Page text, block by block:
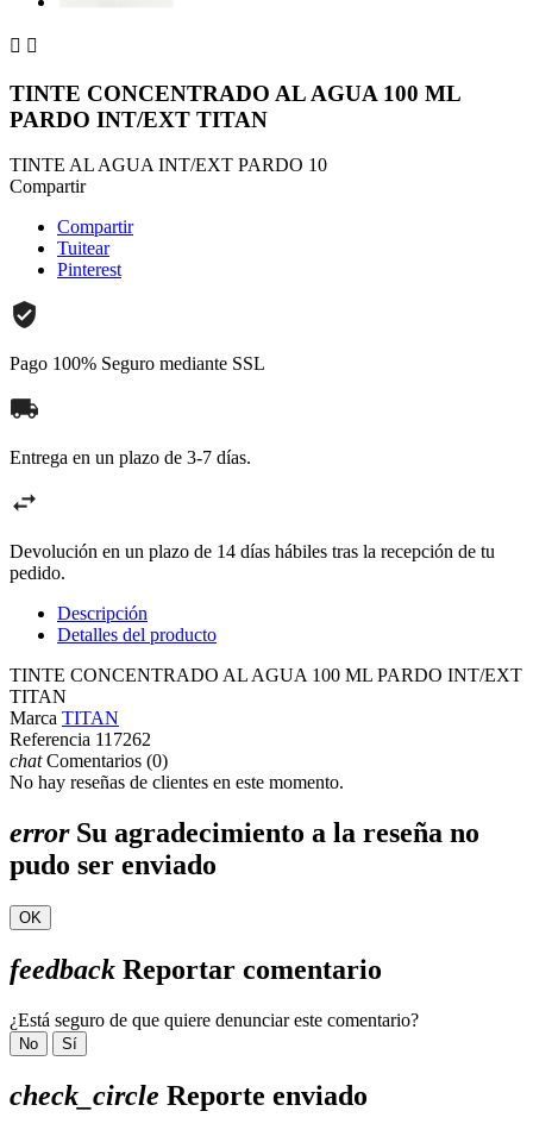
 
TINTE CONCENTRADO AL AGUA 100 ML
PARDO INT/EXT TITAN
TINTE AL AGUA INT/EXT PARDO 10
Compartir
Compartir
Tuitear
Pinterest
Pago 100% Seguro mediante SSL
Entrega en un plazo de 3-7 días.
Devolución en un plazo de 14 días hábiles tras la recepción de tu
pedido.
Descripción
Detalles del producto
TINTE CONCENTRADO AL AGUA 100 ML PARDO INT/EXT
TITAN
Marca TITAN
Referencia 117262
chatComentarios (0)
No hay reseñas de clientes en este momento.
errorSu agradecimiento a la reseña no
pudo ser enviado
OK
feedback Reportar comentario
¿Está seguro de que quiere denunciar este comentario?
No Sí
check_circle Reporte enviado